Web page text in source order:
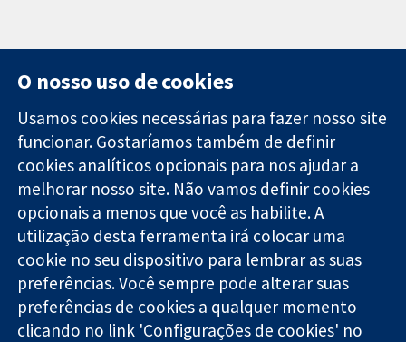
Evidências
confiáveis.
Decisões
informadas.
Melhor saúde.
11-13 Cavendish
Square
Londres
W1G 0AN
Reino Unido
Contato
Notícias
Assessoria de
imprensa
Sobre nós
Cochrane
Library
O nosso uso de cookies
Usamos cookies necessárias para fazer nosso site
funcionar. Gostaríamos também de definir
cookies analíticos opcionais para nos ajudar a
melhorar nosso site. Não vamos definir cookies
opcionais a menos que você as habilite. A
utilização desta ferramenta irá colocar uma
cookie no seu dispositivo para lembrar as suas
preferências. Você sempre pode alterar suas
preferências de cookies a qualquer momento
clicando no link 'Configurações de cookies' no